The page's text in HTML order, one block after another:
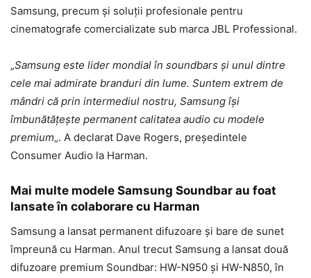
Samsung, precum și soluții profesionale pentru
cinematografe comercializate sub marca JBL Professional.
„Samsung este lider mondial în soundbars și unul dintre
cele mai admirate branduri din lume. Suntem extrem de
mândri că prin intermediul nostru, Samsung își
îmbunătățește permanent calitatea audio cu modele
premium„. A declarat Dave Rogers, președintele
Consumer Audio la Harman.
Mai multe modele Samsung Soundbar au foat
lansate în colaborare cu Harman
Samsung a lansat permanent difuzoare și bare de sunet
împreună cu Harman. Anul trecut Samsung a lansat două
difuzoare premium Soundbar: HW-N950 și HW-N850, în